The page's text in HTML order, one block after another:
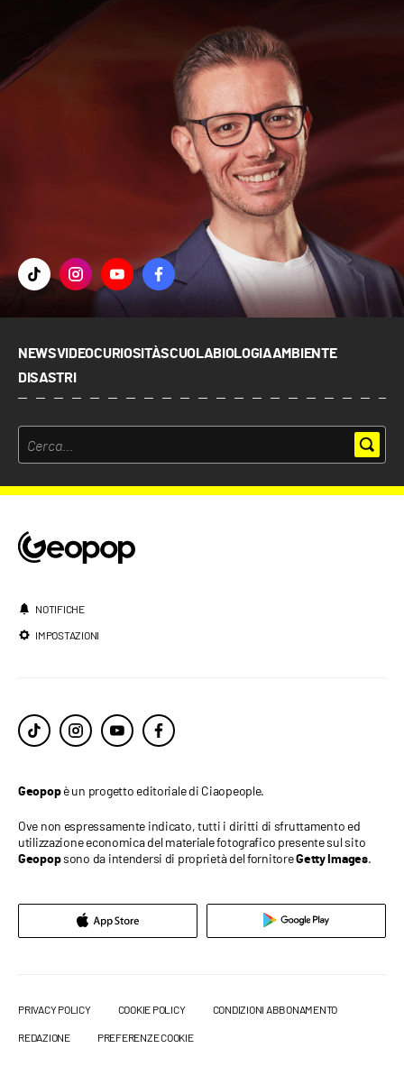
NEWSVIDEOCURIOSITÀSCUOLABIOLOGIAAMBIENTE
DISASTRI
NOTIFICHE
IMPOSTAZIONI
Geopopè un progetto editoriale di Ciaopeople.
Ove non espressamente indicato, tutti i diritti di sfruttamento ed
utilizzazione economica del materiale fotografico presente sul sito
Geopopsono da intendersi di proprietà del fornitoreGetty Images.
PRIVACY POLICY COOKIE POLICY CONDIZIONI ABBONAMENTO
REDAZIONE PREFERENZE COOKIE